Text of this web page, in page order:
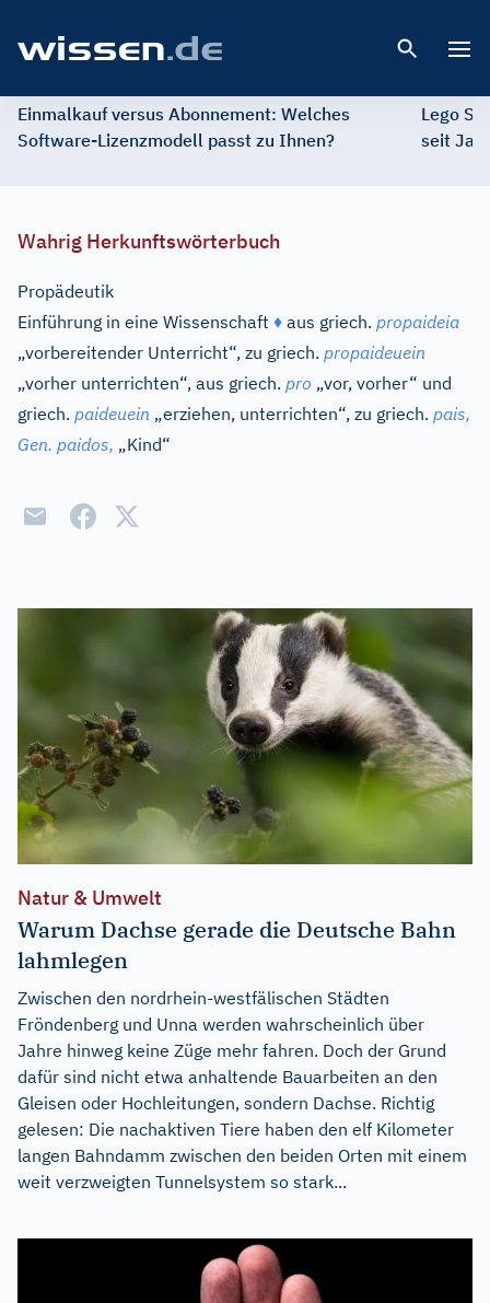
Einmalkauf versus Abonnement: Welches
Software-Lizenzmodell passt zu Ihnen?
Lego
seit
Wahrig Herkunftswörterbuch
Propädeutik
Einführung in eine Wissenschaft ♦ aus griech. propaideia
„vorbereitender Unterricht“, zu griech. propaideuein
„vorher unterrichten“, aus griech. pro „vor, vorher“ und
griech. paideuein „erziehen, unterrichten“, zu griech. pais,
Gen. paidos, „Kind“
Natur & Umwelt
Warum Dachse gerade die Deutsche Bahn
lahmlegen
Zwischen den nordrhein-westfälischen Städten
Fröndenberg und Unna werden wahrscheinlich über
Jahre hinweg keine Züge mehr fahren. Doch der Grund
dafür sind nicht etwa anhaltende Bauarbeiten an den
Gleisen oder Hochleitungen, sondern Dachse. Richtig
gelesen: Die nachaktiven Tiere haben den elf Kilometer
langen Bahndamm zwischen den beiden Orten mit einem
weit verzweigten Tunnelsystem so stark...